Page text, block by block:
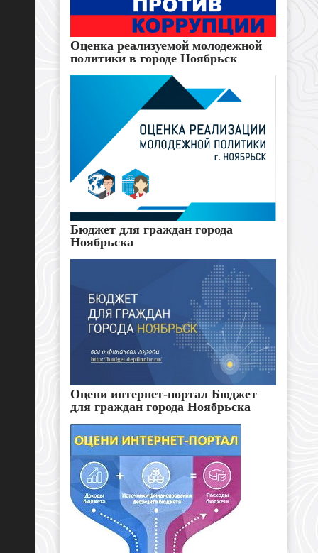
Оценка реализуемой молодежной
политики в городе Ноябрьск
Бюджет для граждан города
Ноябрьска
Оцени интернет-портал Бюджет
для граждан города Ноябрьска